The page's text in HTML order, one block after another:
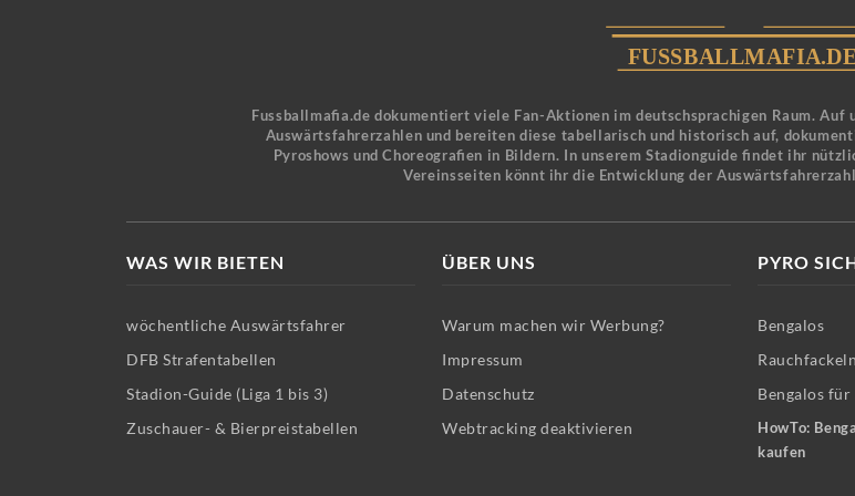
Fussballmafia.de dokumentiert viele Fan-Aktionen im deutschsprachigen Raum.
Auswärtsfahrerzahlen und bereiten diese tabellarisch und historisch auf,
Pyroshows und Choreografien in Bildern. In unserem Stadionguide findet ihr
Vereinsseiten könnt ihr die Entwicklung der
WAS WIR BIETEN
wöchentliche Auswärtsfahrer
DFB Strafentabellen
Stadion-Guide (Liga 1 bis 3)
Zuschauer- & Bierpreistabellen
ÜBER UNS
Warum machen wir Werbung?
Impressum
Datenschutz
Webtracking deaktivieren
PYRO
Bengalos
Bengalos
HowTo:
kaufen